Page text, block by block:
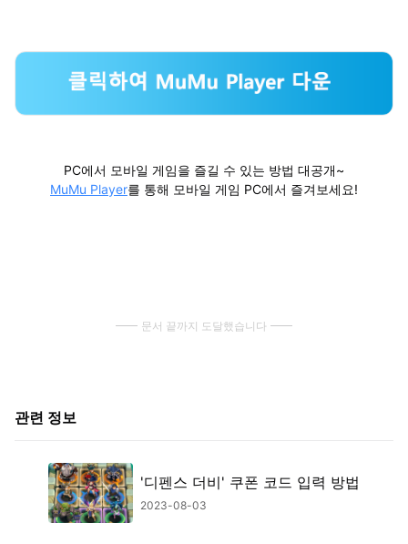
PC에서 모바일 게임을 즐길 수 있는 방법 대공개~
MuMu Player를 통해 모바일 게임 PC에서 즐겨보세요!
문서 끝까지 도달했습니다
관련 정보
'디펜스 더비' 쿠폰 코드 입력 방법
2023-08-03